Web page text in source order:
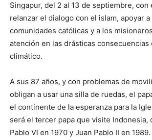
Singapur, del 2 al 13 de septiembre, con
relanzar el dialogo con el islam, apoyar
comunidades católicas y a los
atención en las drásticas consecuencias
climático.
A sus 87 años, y con problemas de
obligan a usar una silla de ruedas, el
el continente de la esperanza para la
será el tercer papa que visite Indonesia,
Pablo VI en 1970 y Juan Pablo II en 1989.